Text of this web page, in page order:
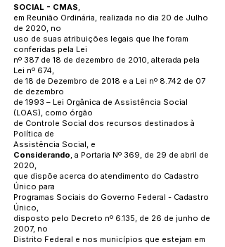
SOCIAL - CMAS,
em Reunião Ordinária, realizada no dia 20 de Julho
de 2020, no
uso de suas atribuições legais que lhe foram
conferidas pela Lei
nº 387 de 18 de dezembro de 2010, alterada pela
Lei nº 674,
de 18 de Dezembro de 2018 e a Lei nº 8.742 de 07
de dezembro
de 1993 – Lei Orgânica de Assistência Social
(LOAS), como órgão
de Controle Social dos recursos destinados à
Política de
Assistência Social, e
Considerando, a Portaria Nº 369, de 29 de abril de
2020,
que dispõe acerca do atendimento do Cadastro
Único para
Programas Sociais do Governo Federal - Cadastro
Único,
disposto pelo Decreto nº 6.135, de 26 de junho de
2007, no
Distrito Federal e nos municípios que estejam em